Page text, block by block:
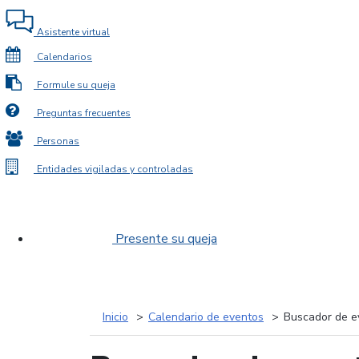
Asistente virtual
Calendarios
Formule su queja
Preguntas frecuentes
Personas
Entidades vigiladas y controladas
Presente su queja
Inicio Calendario de eventos Buscador de